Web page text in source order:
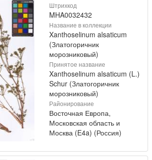
Штрихкод
MHA0032432
Название в коллекции
Xanthoselinum alsaticum
(Златогоричник
морозниковый)
Принятое название
Xanthoselinum alsaticum (L.)
Schur (Златогоричник
морозниковый)
Районирование
Восточная Европа,
Московская область и
Москва (E4a) (Россия)